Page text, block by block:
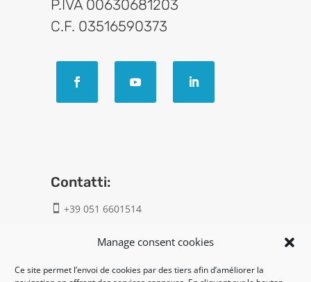
Manage consent cookies
Ce site permet l’envoi de cookies par des tiers afin d’améliorer la
P.IVA 00630681203
C.F. 03516590373
Contatti:
 +39 051 6601514
info@geatech.it
UNI EN ISO 9001: 2015